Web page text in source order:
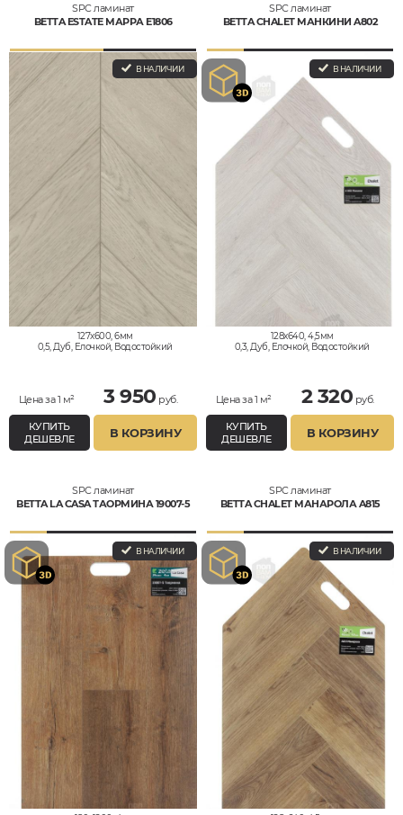
SPC ламинат
BETTA ESTATE МАРРА E1806
В НАЛИЧИИ
127x600, 6мм
0,5, Дуб, Елочкой, Водостойкий
Цена за 1 м² 3 950 руб.
КУПИТЬ
ДЕШЕВЛЕ
В КОРЗИНУ
SPC ламинат
BETTA CHALET МАНКИНИ A802
В НАЛИЧИИ
128x640, 4,5мм
0,3, Дуб, Елочкой, Водостойкий
Цена за 1 м² 2 320 руб.
КУПИТЬ
ДЕШЕВЛЕ
В КОРЗИНУ
SPC ламинат
BETTA LA CASA ТАОРМИНА 19007-5
В НАЛИЧИИ
SPC ламинат
BETTA CHALET МАНАРОЛА A815
В НАЛИЧИИ